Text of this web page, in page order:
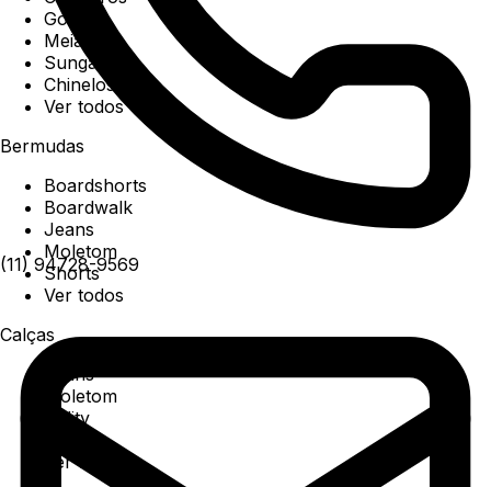
(11) 94728-9569
Gorros
Meias
Sunga
Chinelos
Ver todos
Bermudas
Boardshorts
Boardwalk
Jeans
Moletom
Shorts
Ver todos
Calças
Jeans
Moletom
Utility
Ver todos